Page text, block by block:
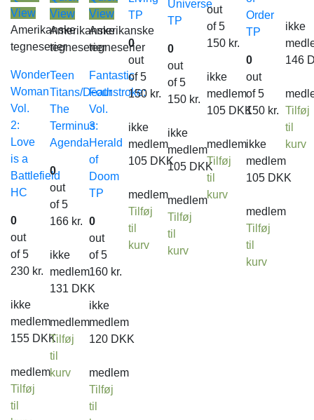
View
Amerikanske
tegneserier
Wonder
Woman
Vol.
2:
Love
is a
Battlefield
HC
0
out
of 5
230 kr.
ikke
medlem
155 DKK
medlem
Tilføj
til
View
Amerikanske
tegneserier
Teen
Titans/Deathstroke:
The
Terminus
Agenda
0
out
of 5
166 kr.
ikke
medlem
131 DKK
medlem
Tilføj
til
kurv
View
Amerikanske
tegneserier
Fantastic
Four
Vol.
3:
Herald
of
Doom
TP
0
out
of 5
160 kr.
ikke
medlem
120 DKK
medlem
Tilføj
til
TP
0
out
of 5
150 kr.
ikke
medlem
105 DKK
medlem
Tilføj
til
kurv
Universe
TP
0
out
of 5
150 kr.
ikke
medlem
105 DKK
medlem
Tilføj
til
kurv
out
of 5
150 kr.
ikke
medlem
105 DKK
medlem
Tilføj
til
kurv
Order
TP
0
out
of 5
150 kr.
ikke
medlem
105 DKK
medlem
Tilføj
til
kurv
ikke
146
Tilføj
til
kurv